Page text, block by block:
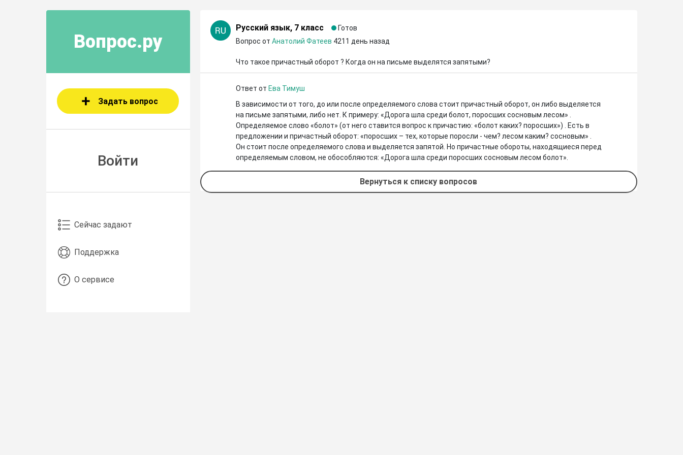
Вопрос.ру
Задать вопрос
Войти
Сейчас задают
Поддержка
О сервисе
Русский язык, 7 класс
Готов
Вопрос от Анатолий Фатеев 4211 день назад
Что такое причастный оборот ? Когда он на письме выделятся запятыми?
Ответ от Ева Тимуш
В зависимости от того, до или после определяемого слова стоит причастный оборот, он либо выделяется
на письме запятыми, либо нет. К примеру: «Дорога шла среди болот, поросших сосновым лесом» .
Определяемое слово «болот» (от него ставится вопрос к причастию: «болот каких? поросших») . Есть в
предложении и причастный оборот: «поросших – тех, которые поросли - чем? лесом каким? сосновым» .
Он стоит после определяемого слова и выделяется запятой. Но причастные обороты, находящиеся перед
определяемым словом, не обособляются: «Дорога шла среди поросших сосновым лесом болот».
Вернуться к списку вопросов